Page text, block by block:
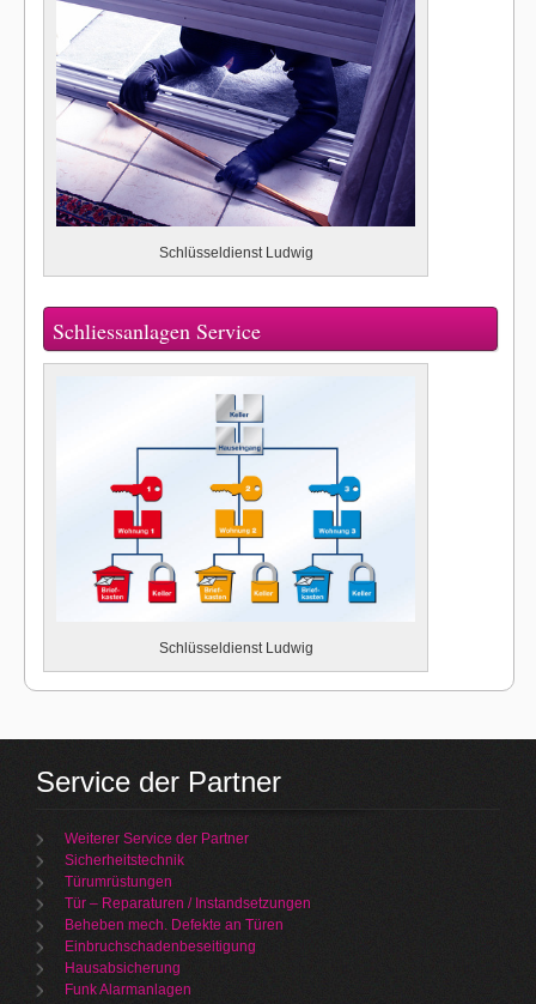
Schlüsseldienst Ludwig
Schliessanlagen Service
Schlüsseldienst Ludwig
Service der Partner
Weiterer Service der Partner
Sicherheitstechnik
Türumrüstungen
Tür – Reparaturen / Instandsetzungen
Beheben mech. Defekte an Türen
Einbruchschadenbeseitigung
Hausabsicherung
Funk Alarmanlagen